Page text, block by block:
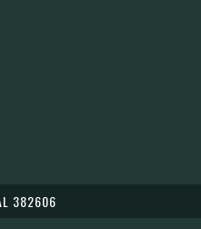
382606